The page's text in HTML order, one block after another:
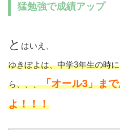
猛勉強で成績アップ
と はいえ、
ゆきぽよは、中学3年生の時
ら、、、「オール3」ま
よ！！！